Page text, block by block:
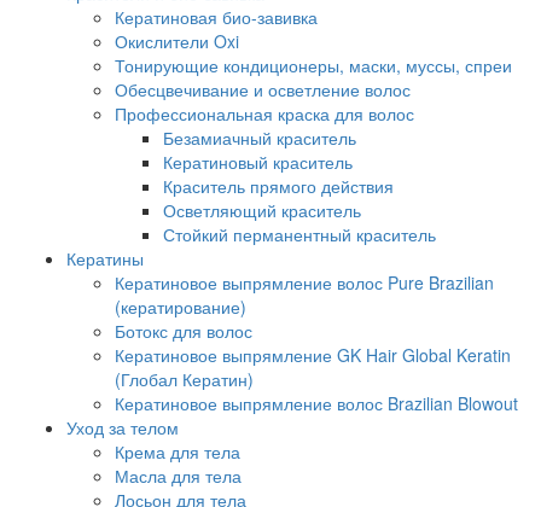
Кератиновая био-завивка
Окислители Oxi
Тонирующие кондиционеры, маски, муссы, спреи
Обесцвечивание и осветление волос
Профессиональная краска для волос
Безамиачный краситель
Кератиновый краситель
Краситель прямого действия
Осветляющий краситель
Стойкий перманентный краситель
Кератины
Кератиновое выпрямление волос Pure Brazilian
(кератирование)
Ботокс для волос
Кератиновое выпрямление GK Hair Global Keratin
(Глобал Кератин)
Кератиновое выпрямление волос Brazilian Blowout
Уход за телом
Крема для тела
Масла для тела
Лосьон для тела